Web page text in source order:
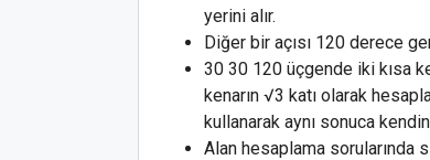
yerini alır.
Diğer bir açısı 120 derece
30 30 120 üçgende iki kısa
kenarın √3 katı olarak
kullanarak aynı sonuca
Alan hesaplama sorularında